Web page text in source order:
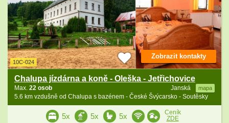
10C-024
Chalupa jízdárna a koně - Oleška - Jetřichovice
Janská mapa
Max. 22 osob
5.6 km vzdušně od Chalupa s bazénem - České Švýcarsko - Soutěsky
Zobrazit kontakty
5x 5x 5x
Ceník
ZDE